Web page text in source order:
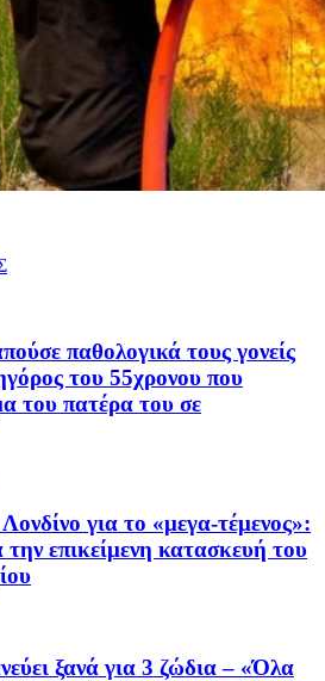
παθολογικά τους γονείς
του 55χρονου που
του πατέρα του σε
για το «μεγα-τέμενος»:
την επικείμενη κατασκευή του
ξανά για 3 ζώδια – «Όλα